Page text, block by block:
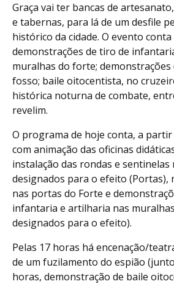
Graça vai ter bancas de
e tabernas, para lá de um desfile
histórico da cidade. O evento
demonstrações de tiro de
muralhas do forte; demonstrações
fosso; baile oitocentista, no
histórica noturna de combate,
revelim.
O programa de hoje conta, a partir
com animação das oficinas
instalação das rondas e sentinelas
designados para o efeito (Portas),
nas portas do Forte e
infantaria e artilharia nas
designados para o efeito).
Pelas 17 horas há encenação/
de um fuzilamento do espião
horas, demonstração de baile